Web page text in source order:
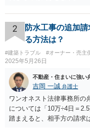
ったところ、Ｄはこの申し
は訴訟において地盤の改良費
請求してきました。 この家
ユースショップに行けば 5万
レン製のバスタブですが数十
例えば 200万円で買った自動
場が確立していますので20万
できますから、賠償額は20万
円の中古家屋があってもその
ないので損害額の算定には極
うに対処したらよいか困惑し
備書面を提出し、裁判長に「
与度（被告らの行為が原告の
2
防水工事の追加
る方法は？
#建築トラブル #オーナー・売主
2025年5月26日
不動産・住まいに強い
吉岡 一誠 弁護士
ワンオネスト法律事務所の
については「10万÷4日＝
踏まえると、相手方の請求